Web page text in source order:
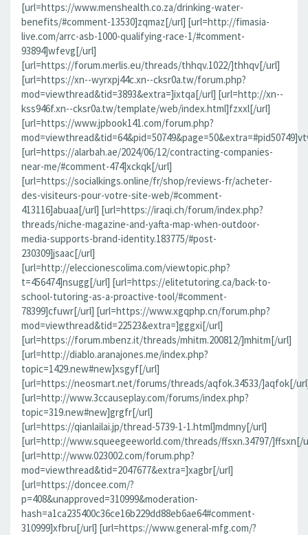
[url=https://www.menshealth.co.za/drinking-water-
benefits/#comment-13530]zqmaz[/url] [url=http://fimasia-
live.com/arrc-asb-1000-qualifying-race-1/#comment-
93894]wfevg[/url]
[url=https://forum.merlis.eu/threads/thhqv.1022/]thhqv[/url]
[url=https://xn--wyrxpj44c.xn--cksr0a.tw/forum.php?
mod=viewthread&tid=3893&extra=]ixtqa[/url] [url=http://xn--
kss946f.xn--cksr0a.tw/template/web/index.html]fzxxl[/url]
[url=https://www.jpbook141.com/forum.php?
[url=https://alarbah.ae/2024/06/12/contracting-companies-
near-me/#comment-474]xckqk[/url]
[url=https://socialkings.online/fr/shop/reviews-fr/acheter-
des-visiteurs-pour-votre-site-web/#comment-
413116]abuaa[/url] [url=https://iraqi.ch/forum/index.php?
threads/niche-magazine-and-yafta-map-when-outdoor-
media-supports-brand-identity.183775/#post-
230309]jsaac[/url]
[url=http://eleccionescolima.com/viewtopic.php?
t=456474]nsugg[/url] [url=https://elitetutoring.ca/back-to-
school-tutoring-as-a-proactive-tool/#comment-
78399]cfuwr[/url] [url=https://www.xgqphp.cn/forum.php?
mod=viewthread&tid=22523&extra=]gggxi[/url]
[url=https://forum.mbenz.it/threads/mhitm.200812/]mhitm[/url]
[url=http://diablo.aranajones.me/index.php?
topic=1429.new#new]xsgyf[/url]
[url=https://neosmart.net/forums/threads/aqfok.34533/]aqfok[/
[url=http://www.3ccauseplay.com/forums/index.php?
topic=319.new#new]grgfr[/url]
[url=https://qianlailai.jp/thread-5739-1-1.html]mdmny[/url]
[url=http://www.squeegeeworld.com/threads/ffsxn.34797/]ffsxn[/
[url=http://www.023002.com/forum.php?
mod=viewthread&tid=2047677&extra=]xagbr[/url]
[url=https://doncee.com/?
p=408&unapproved=310999&moderation-
hash=a1ca235400c36ce16b229dd88eb6ae64#comment-
310999]xfbru[/url] [url=https://www.general-mfg.com/?